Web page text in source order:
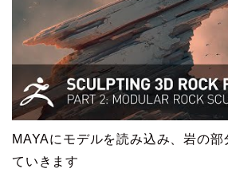
MAYAにモデルを読み込み、岩の部
ていきます